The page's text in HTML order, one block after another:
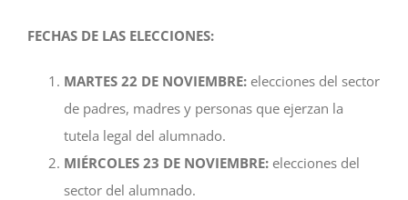
FECHAS DE LAS ELECCIONES:
MARTES 22 DE NOVIEMBRE: elecciones del sector
de padres, madres y personas que ejerzan la
tutela legal del alumnado.
MIÉRCOLES 23 DE NOVIEMBRE: elecciones del
sector del alumnado.